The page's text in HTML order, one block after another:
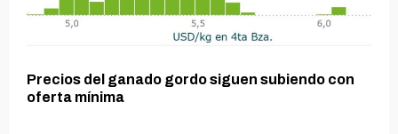
Precios del ganado gordo siguen subiendo con
oferta mínima